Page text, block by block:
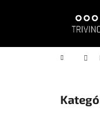
Domov
Preskočiť
kategórie
í
do
do